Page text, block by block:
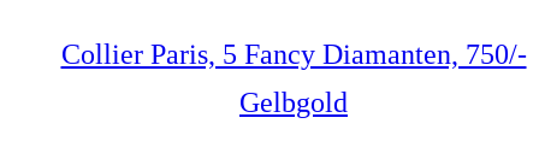
Collier Paris, 5 Fancy Diamanten, 750/-
Gelbgold